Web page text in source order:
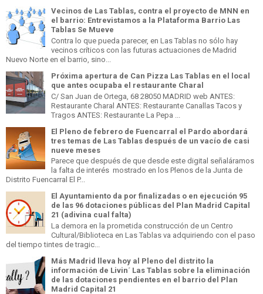
Vecinos de Las Tablas, contra el proyecto de MNN en
el barrio: Entrevistamos a la Plataforma Barrio Las
Tablas Se Mueve
Contra lo que pueda parecer, en Las Tablas no sólo hay
vecinos críticos con las futuras actuaciones de Madrid
Nuevo Norte en el barrio, sino...
Próxima apertura de Can Pizza Las Tablas en el local
que antes ocupaba el restaurante Charal
C/ San Juan de Ortega, 68 28050 MADRID web ANTES:
Restaurante Charal ANTES: Restaurante Canallas Tacos y
Tragos ANTES: Restaurante La Pepa ...
El Pleno de febrero de Fuencarral el Pardo abordará
tres temas de Las Tablas después de un vacío de casi
nueve meses
Parece que después de que desde este digital señaláramos
la falta de interés mostrado en los Plenos de la Junta de
Distrito Fuencarral El P...
El Ayuntamiento da por finalizadas o en ejecución 95
de las 96 dotaciones públicas del Plan Madrid Capital
21 (adivina cual falta)
La demora en la prometida construcción de un Centro
Cultural/Biblioteca en Las Tablas va adquiriendo con el paso
del tiempo tintes de tragic...
Más Madrid lleva hoy al Pleno del distrito la
información de Livin´ Las Tablas sobre la eliminación
de las dotaciones pendientes en el barrio del Plan
Madrid Capital 21